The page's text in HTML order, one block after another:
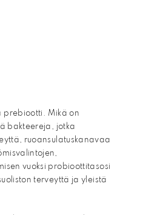
prebiootti. Mikä on
bakteereja, jotka
ruoansulatuskanavaa
vuoksi probioottitasosi
terveyttä ja yleistä